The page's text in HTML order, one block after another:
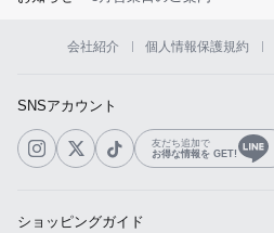
会社紹介 個人情報保護規約
SNSアカウント
友だち追加で
お得な情報を GET!
ショッピングガイド